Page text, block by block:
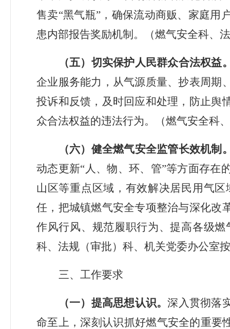
售卖“黑气瓶”，确保流动商贩、家庭用
患内部报告奖励机制。（燃气安全科、
（五）切实保护人民群众合法权益
企业服务能力，从气源质量、抄表周期
投诉和反馈，及时回应和处理，防止舆
众合法权益的违法行为。（燃气安全科
（六）健全燃气安全监管长效机制
动态更新“人、物、环、管”等方面存在
山区等重点区域，有效解决居民用气
任，把城镇燃气安全专项整治与深化改
作风行风、规范履职行为、提高各级
科、法规（审批）科、机关党委办公室
三、工作要求
（一）提高思想认识。深入贯彻落
命至上，深刻认识抓好燃气安全的重要